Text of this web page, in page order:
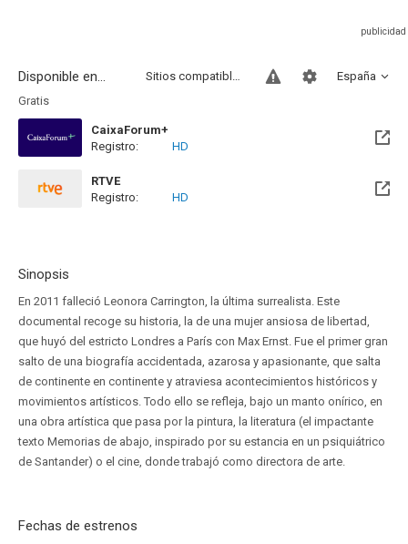
Disponible en... España
Sitios compatibles
Gratis
CaixaForum+
Registro:
HD
RTVE
Disponible hasta el Lun, 30 Nov 2026 (Quedan 3 meses)
Registro: HD
Sinopsis
En 2011 falleció Leonora Carrington, la última surrealista. Este
documental recoge su historia, la de una mujer ansiosa de libertad,
que huyó del estricto Londres a París con Max Ernst. Fue el primer gran
salto de una biografía accidentada, azarosa y apasionante, que salta
de continente en continente y atraviesa acontecimientos históricos y
movimientos artísticos. Todo ello se refleja, bajo un manto onírico, en
una obra artística que pasa por la pintura, la literatura (el impactante
texto Memorias de abajo, inspirado por su estancia en un psiquiátrico
de Santander) o el cine, donde trabajó como directora de arte.
Fechas de estrenos